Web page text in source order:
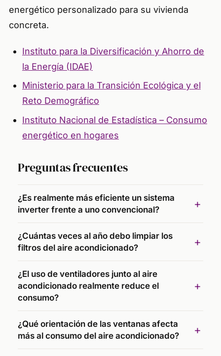
energético personalizado para su vivienda
concreta.
Instituto para la Diversificación y Ahorro de
la Energía (IDAE)
Ministerio para la Transición Ecológica y el
Reto Demográfico
Instituto Nacional de Estadística – Consumo
energético en hogares
Preguntas frecuentes
¿Es realmente más eficiente un sistema
inverter frente a uno convencional?
¿Cuántas veces al año debo limpiar los
filtros del aire acondicionado?
¿El uso de ventiladores junto al aire
acondicionado realmente reduce el
consumo?
¿Qué orientación de las ventanas afecta
más al consumo del aire acondicionado?